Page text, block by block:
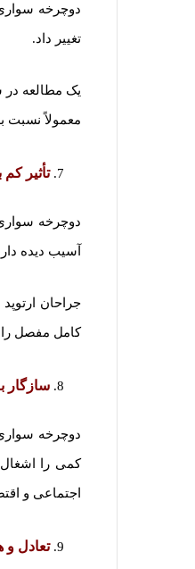
دوچرخه
تغییر داد.
معمولاً نسبت
تأثیر
دوچرخه
آسیب دیده
جراحان
کامل مفصل
سازگار
دوچرخه
کمی را
اجتماعی و
تعادل و